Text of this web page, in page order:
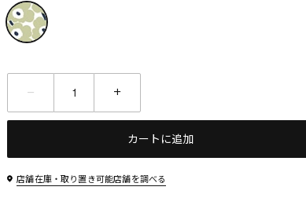
カートに追加
店舗在庫・取り置き可能店舗を調べる